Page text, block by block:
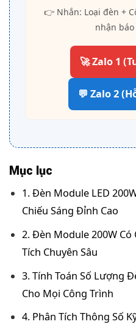
👉 Nhắn: Loại đèn +
nhận
🚀 Zalo 1
💬 Zalo 2
Mục lục
1. Đèn Module LED
Chiếu Sáng Đỉnh Cao
2. Đèn Module 200W Có
Tích Chuyên Sâu
3. Tính Toán Số Lượng
Cho Mọi Công Trình
4. Phân Tích Thông Số